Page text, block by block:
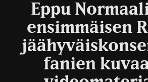
Eppu
ensimmäisen
fanien